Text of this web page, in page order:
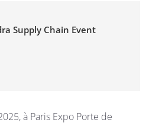
Supply Chain Event
à Paris Expo Porte de